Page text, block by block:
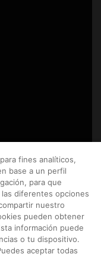
carnet
fines analíticos,
base a un perfil
para que
diferentes opciones
nuestro
pueden obtener
información puede
o tu dispositivo.
aceptar todas